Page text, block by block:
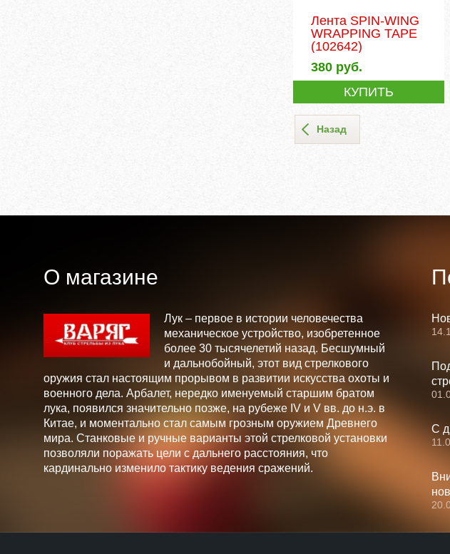
Лента SPIN-WING
WRAPPING TAPE
(102642)
380 руб.
КУПИТЬ
Назад
О магазине
Лук – первое в истории человечества
механическое устройство, изобретенное
более 30 тысячелетий назад. Бесшумный
и дальнобойный, этот вид стрелкового
оружия стал настоящим прорывом в развитии искусства охоты и
военного дела. Арбалет, нередко именуемый старшим братом
лука, появился значительно позже, на рубеже IV и V вв. до н.э. в
Китае, и моментально стал самым грозным оружием Древнего
мира. Станковые и ручные варианты этой стрелковой установки
позволяли поражать цели с дальнего расстояния, что
кардинально изменило тактику ведения сражений.
С